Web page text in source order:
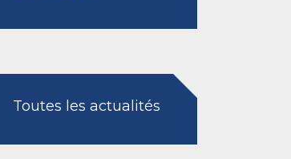
Toutes les actualités